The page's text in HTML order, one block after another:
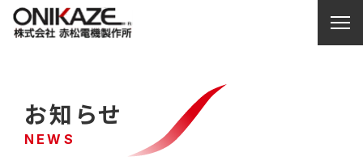
各種サポート
お知らせ
NEWS